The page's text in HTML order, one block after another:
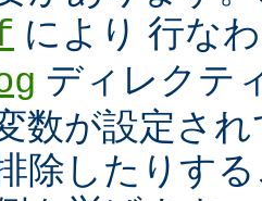
により 行な
ディレクテ
数が設定さ
除したりす